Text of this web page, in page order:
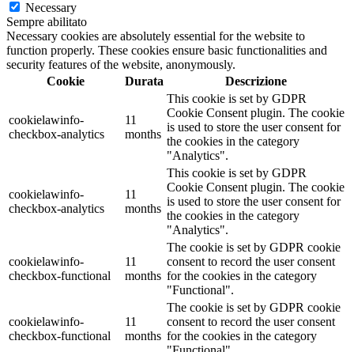
Necessary
Sempre abilitato
Necessary cookies are absolutely essential for the website to
function properly. These cookies ensure basic functionalities and
security features of the website, anonymously.
Cookie
Durata Descrizione
cookielawinfo-
checkbox-analytics
11
months
This cookie is set by GDPR
Cookie Consent plugin. The cookie
is used to store the user consent for
the cookies in the category
"Analytics".
cookielawinfo-
checkbox-analytics
11
months
This cookie is set by GDPR
Cookie Consent plugin. The cookie
is used to store the user consent for
the cookies in the category
"Analytics".
cookielawinfo-
checkbox-functional
11
months
The cookie is set by GDPR cookie
consent to record the user consent
for the cookies in the category
"Functional".
cookielawinfo-
checkbox-functional
11
months
The cookie is set by GDPR cookie
consent to record the user consent
for the cookies in the category